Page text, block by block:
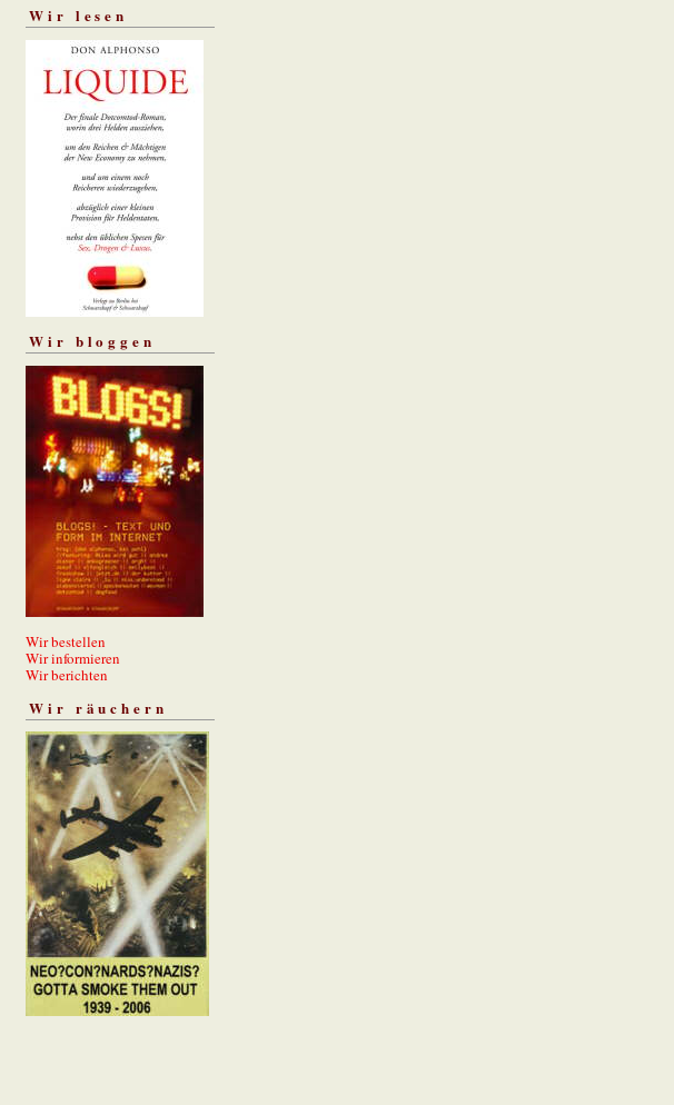
Wir lesen
Wir bloggen
Wir bestellen
Wir informieren
Wir berichten
Wir räuchern